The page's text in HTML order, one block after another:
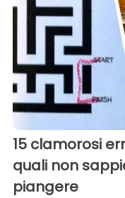
15 clamorosi
quali non
piangere